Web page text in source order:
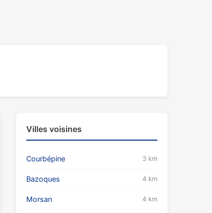
Villes voisines
Courbépine 3 km
Bazoques 4 km
Morsan 4 km